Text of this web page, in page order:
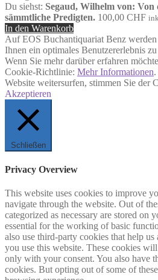
Du siehst: Segaud, Wilhelm von: Von
sämmtliche Predigten. 100,00 CHF
In den Warenkorb
Auf EOS Buchantiquariat Benz
Ihnen ein optimales Benutzererlebnis
Wenn Sie mehr darüber erfahren
Cookie-Richtlinie: Mehr Informationen
Website weitersurfen, stimmen Sie der
Akzeptieren
Schließen
Privacy Overview
This website uses cookies to improve
navigate through the website. Out of
categorized as necessary are stored on
essential for the working of basic
also use third-party cookies that help
you use this website. These cookies
only with your consent. You also have
cookies. But opting out of some of